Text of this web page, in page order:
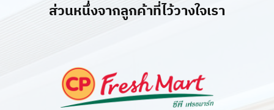
ส่วนหนึ่งจากลูกค้าที่ไว้วางใจเรา